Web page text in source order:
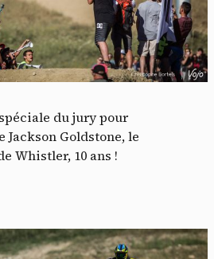
du jury pour
Jackson Goldstone, le
Whistler, 10 ans !